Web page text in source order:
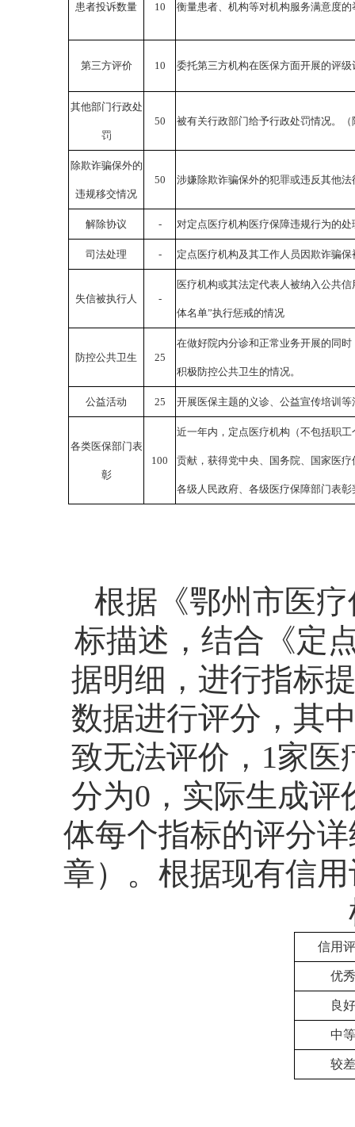
患者投诉数量 10 衡量患者、机构等对机构服务满意度
第三方评价 10 委托第三方机构在医保方面开展的评
其他部门行政处
罚
50 被有关行政部门给予行政处罚情况。
除欺诈骗保外的
违规移交情况
50 涉嫌除欺诈骗保外的犯罪或违反其他
解除协议 - 对定点医疗机构医疗保障违规行为的处
司法处理 - 定点医疗机构及其工作人员因欺诈骗
失信被执行人 -
医疗机构或其法定代表人被纳入公共信
体名单”执行惩戒的情况
防控公共卫生 25
在做好院内分诊和正常业务开展的同
积极防控公共卫生的情况。
公益活动 25 开展医保主题的义诊、公益宣传培训等
各类医保部门表
彰
100
近一年内，定点医疗机构（不包括职
贡献，获得党中央、国务院、国家医
各级人民政府、各级医疗保障部门表彰
根据《鄂州市医
标描述，结合《定
据明细，进行指标
数据进行评分 ， 其
致无法评价，1家
分为0，实际生成评
体每个指标的评分
章）。 根据现有信
信用
优秀
良好
中等
较差